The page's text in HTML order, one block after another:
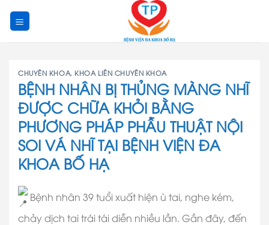
CHUYÊN KHOA, KHOA LIÊN CHUYÊN KHOA
BỆNH NHÂN BỊ THỦNG MÀNG NHĨ
ĐƯỢC CHỮA KHỎI BẰNG
PHƯƠNG PHÁP PHẪU THUẬT NỘI
SOI VÁ NHĨ TẠI BỆNH VIỆN ĐA
KHOA BỐ HẠ
Bệnh nhân 39 tuổi xuất hiện ù tai, nghe kém,
chảy dịch tai trái tái diễn nhiều lần. Gần đây, đến